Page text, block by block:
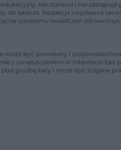
nie stanowi i nie
do lekarza. Redakcja i wydawca
na udzielaniu świadczeń
może być powielany i
z umieszczaniem w Internecie
groźbą kary i może być ścigane